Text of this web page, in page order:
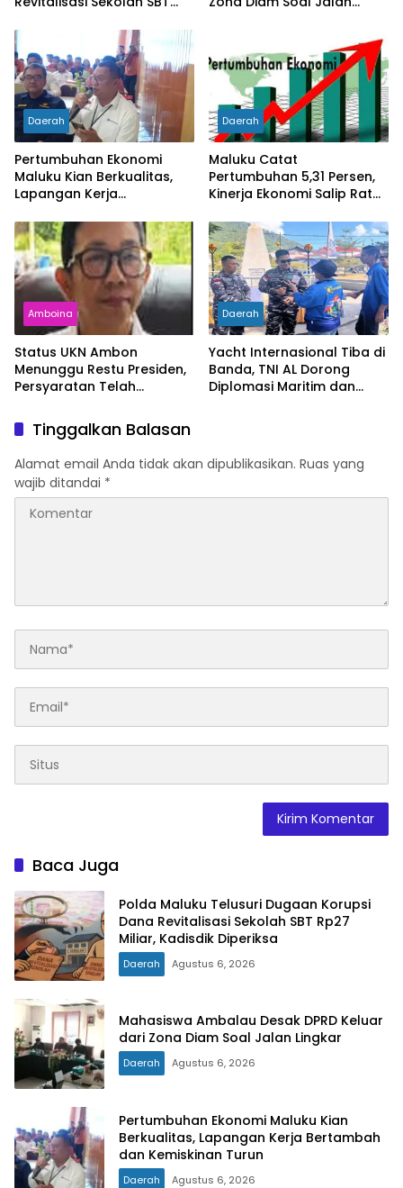
Diperiksa
Daerah
Pertumbuhan Ekonomi
Maluku Kian Berkualitas,
Lapangan Kerja
Kemiskinan Turun
Daerah
Maluku Catat
Pertumbuhan 5,31 Persen,
Kinerja Ekonomi Salip Rata-
Amboina
Status UKN Ambon
Menunggu Restu Presiden,
Persyaratan Telah
Daerah
Yacht Internasional Tiba di
Banda, TNI AL Dorong
Diplomasi Maritim dan
Tinggalkan Balasan
Alamat email Anda tidak akan dipublikasikan. Ruas yang
wajib ditandai *
Baca Juga
Polda Maluku Telusuri Dugaan Korupsi
Dana Revitalisasi Sekolah SBT Rp27
Miliar, Kadisdik Diperiksa
Daerah Agustus 6, 2026
Mahasiswa Ambalau Desak DPRD Keluar
dari Zona Diam Soal Jalan Lingkar
Daerah Agustus 6, 2026
Pertumbuhan Ekonomi Maluku Kian
Berkualitas, Lapangan Kerja Bertambah
dan Kemiskinan Turun
Daerah Agustus 6, 2026